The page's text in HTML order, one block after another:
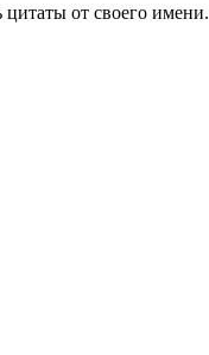
от своего имени.